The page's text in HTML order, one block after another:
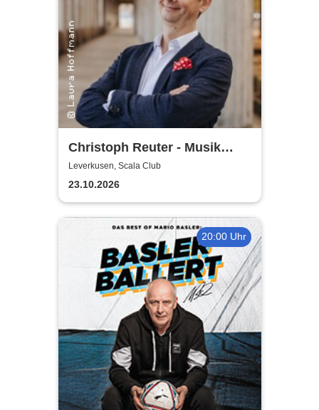
Christoph Reuter - Musik
macht sexy! (außer manche)
Leverkusen, Scala Club
23.10.2026
20:00 Uhr